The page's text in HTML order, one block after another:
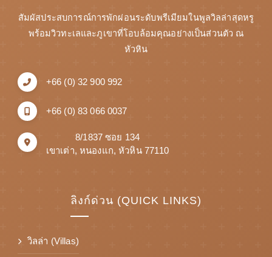
สัมผัสประสบการณ์การพักผ่อนระดับพรีเมียมในพูลวิลล่าสุดหรู
พร้อมวิวทะเลและภูเขาที่โอบล้อมคุณอย่างเป็นส่วนตัว ณ
หัวหิน
+66 (0) 32 900 992
+66 (0) 83 066 0037
8/1837 ซอย 134
เขาเต่า, หนองแก, หัวหิน 77110
ลิงก์ด่วน (QUICK LINKS)
วิลล่า (Villas)